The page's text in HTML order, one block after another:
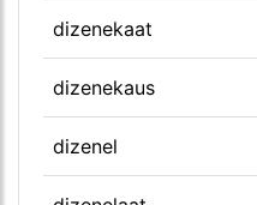
dizenekaat
dizenekaus
dizenel